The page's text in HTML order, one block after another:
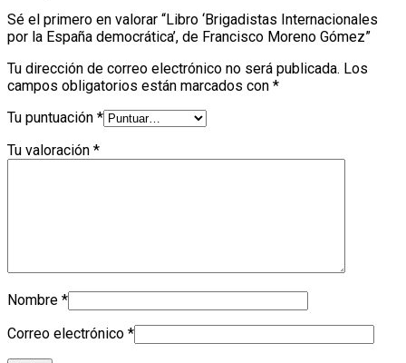
Sé el primero en valorar “Libro ‘Brigadistas Internacionales
por la España democrática’, de Francisco Moreno Gómez”
Tu dirección de correo electrónico no será publicada. Los
campos obligatorios están marcados con *
Tu puntuación *
Tu valoración *
Nombre *
Correo electrónico *